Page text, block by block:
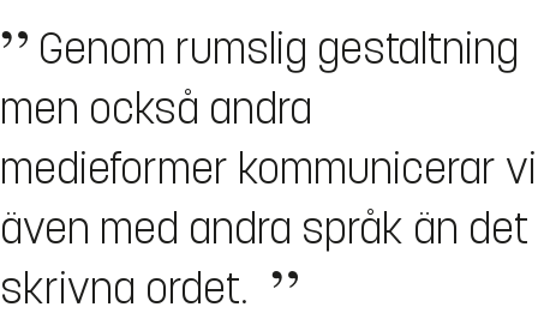
Genom rumslig gestaltning
men också andra
medieformer kommunicerar vi
även med andra språk än det
skrivna ordet.